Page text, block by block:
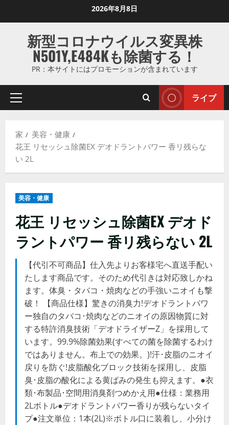
ス
ッ
2026年8月8日
新型コロナウイルス変異株
N501Y,E484Kも除菌する！
PR：本サイトにはプロモーションが含まれています
プ
マ
リ
メ
ー
ライブ
家
美容・健康
花王 リセッシュ除菌EX デオドラントパワー 香リ残らな
い 2L
美容・健康
花王 リセッシュ除菌EX デオド
ラントパワー 香リ残らない 2L
【代引不可商品】仕入先よりお客様宅へ直送手配い
たします商品です。そのため代引きは対応致しかね
ます。体臭・タバコ・焼肉などの手強いニオイも撃
破！ 【商品仕様】驚きの消臭力!デオドラントパワ
ー独自のタバコ･焼肉などのニオイの原因物質に対
する特許消臭技術「デオドライザーZ」を採用して
います。99.9%除菌効果(すべての菌を除菌するわけ
ではありません。布上での効果。)!汗･皮脂のニオイ
戻りを防ぐ!皮脂酸化ブロック技術を採用し、皮脂
臭･皮脂の酸化による黄ばみの発生も抑えます。●衣
類･布製品･空間用消臭剤つめかえ用●仕様：業務用
2Lボトル●デオドラントパワー香りが残らないタイ
プ●注文単位：1本(2L)※ボトル口に装着し、小分け